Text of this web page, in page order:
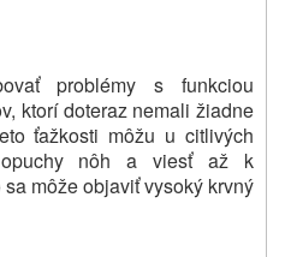
problémy s funkciou
ktorí doteraz nemali žiadne
ťažkosti môžu u citlivých
nôh a viesť až k
môže objaviť vysoký krvný